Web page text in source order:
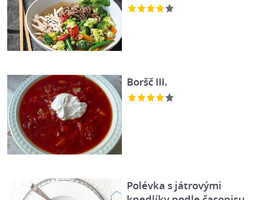
Boršč III.
Polévka s játrovými